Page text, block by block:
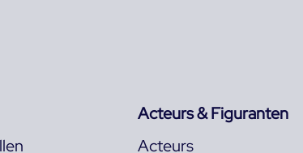
Acteurs & Figuranten
Acteurs